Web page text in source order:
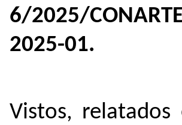
6/2025/
2025-01.
Vistos,